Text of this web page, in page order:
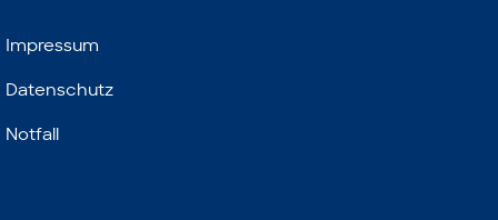
Impressum
Datenschutz
Notfall